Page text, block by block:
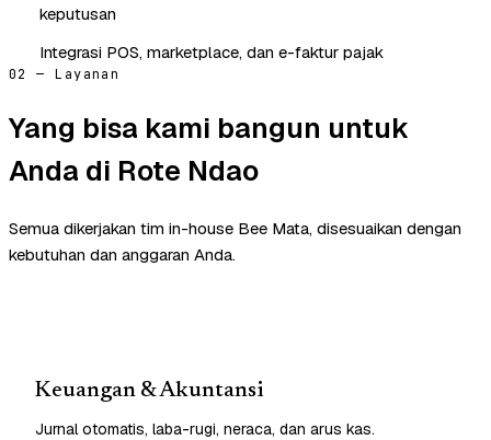
keputusan
Integrasi POS, marketplace, dan e-faktur pajak
02 — Layanan
Yang bisa kami bangun untuk
Anda di Rote Ndao
Semua dikerjakan tim in-house Bee Mata, disesuaikan dengan
kebutuhan dan anggaran Anda.
Keuangan & Akuntansi
Jurnal otomatis, laba-rugi, neraca, dan arus kas.